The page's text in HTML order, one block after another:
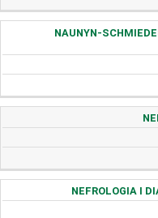
NAUNYN-
NEFROLOGIA I